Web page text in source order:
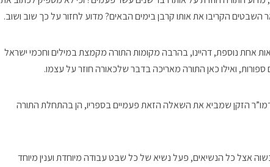
הקריבו את אותו קרבן בימים הבאים? מדוע לחזור על כך שוב ושוב.
אחת נוספת, דהיינו, בהרבה מקומות התורה מקמצת במילים וחכמי ישראל
ואילו כאן התורה מאריכה בדבר שלכאורה חוזר על עצמו.
הזקן שמביא את השאלה הזאת פעמיים בספריו, הן בהתחלת התורה
אצל כל הנשיאים, פעל נשיא של כל שבט עבודה מיוחדת וענין מיוחד